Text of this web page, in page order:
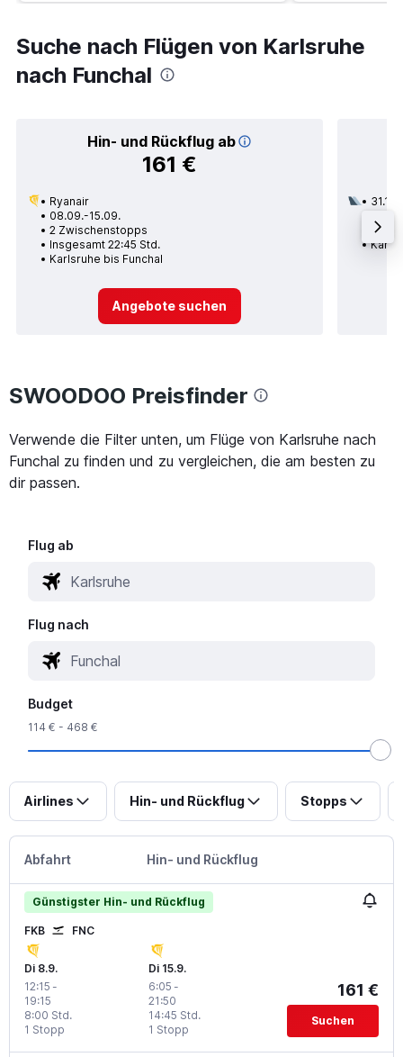
Suche nach Flügen von Karlsruhe
nach Funchal
Hin- und Rückflug ab
161 €
Ryanair
08.09.-15.09.
2 Zwischenstopps
Insgesamt 22:45 Std.
Karlsruhe bis Funchal
Angebote suchen
31.12.
SWOODOO Preisfinder
Verwende die Filter unten, um Flüge von Karlsruhe nach
Funchal zu finden und zu vergleichen, die am besten zu
dir passen.
Flug ab
Flug nach
Budget
114 € - 468 €
Airlines Hin- und Rückflug Stopps
Abfahrt Hin- und Rückflug
Günstigster Hin- und Rückflug
FKB FNC
Di 8.9.
12:15 -
19:15
1 Stopp
8:00 Std.
Di 15.9.
6:05 -
21:50
1 Stopp
14:45 Std.
161 €
Suchen